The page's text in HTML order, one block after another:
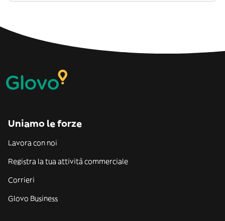
Uniamo le forze
Lavora con noi
Registra la tua attività commerciale
Corrieri
Glovo Business